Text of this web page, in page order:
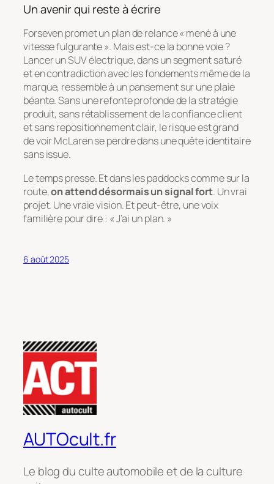
Un avenir qui reste à écrire
Forseven promet un plan de relance « mené à une
vitesse fulgurante ». Mais est-ce la bonne voie ?
Lancer un SUV électrique, dans un segment saturé
et en contradiction avec les fondements même de la
marque, ressemble à un pansement sur une plaie
béante. Sans une refonte profonde de la stratégie
produit, sans rétablissement de la confiance client
et sans repositionnement clair, le risque est grand
de voir McLaren se perdre dans une quête identitaire
sans issue.
Le temps presse. Et dans les paddocks comme sur la
route,on attend désormais un signal fort. Un vrai
projet. Une vraie vision. Et peut-être, une voix
familière pour dire : « J’ai un plan. »
6 août 2025
AUTOcult.fr
Le blog du culte automobile et de la culture